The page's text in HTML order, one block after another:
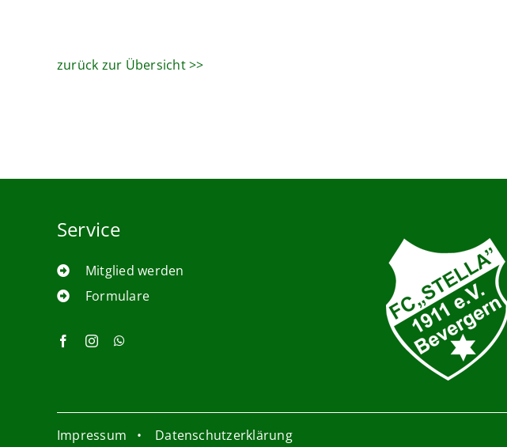
zurück zur Übersicht >>
Service
Mitglied werden
Formulare
Impressum • Datenschutzerklärung